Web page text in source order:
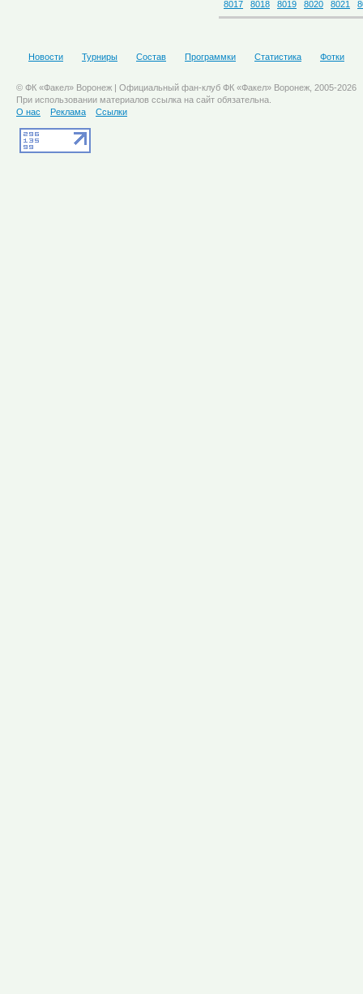
8017 8018 8019 8020 8021
Новости Турниры Состав Программки Статистика Фотки
© ФК «Факел» Воронеж | Официальный фан-клуб ФК «Факел» Воронеж, 2005-2026
При использовании материалов ссылка на сайт обязательна.
О нас
Реклама Ссылки